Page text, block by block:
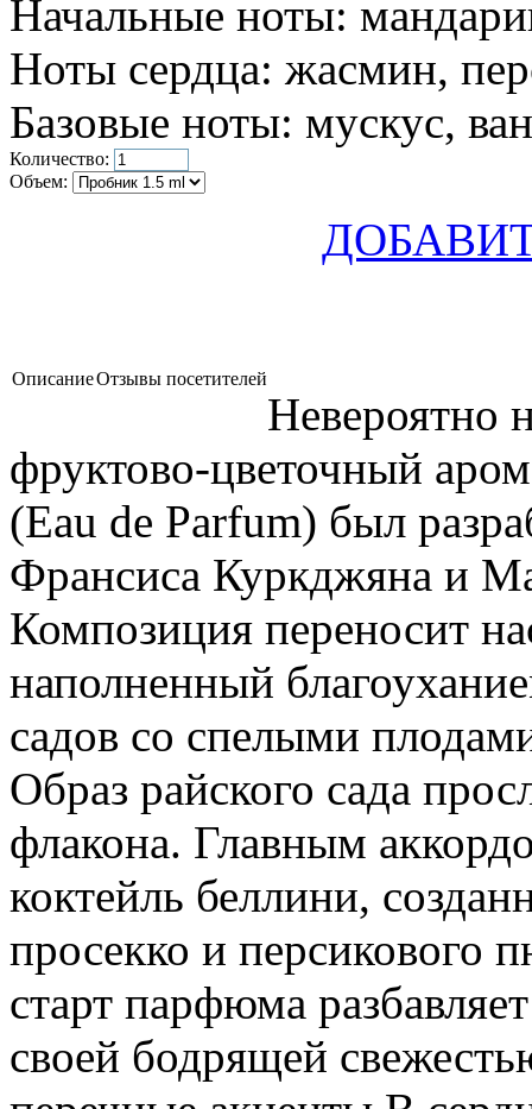
Начальные ноты:
Ноты сердца: жасмин,
Базовые ноты: мускус,
Количество:
Объем:
ОписаниеОтзывы посетителей
Невероятно
фруктово-цветочный
(Eau de Parfum) был
Франсиса Куркджяна и
Композиция переносит
наполненный
садов со спелыми
Образ райского сада
флакона. Главным
коктейль беллини,
просекко и персикового
старт парфюма
своей бодрящей